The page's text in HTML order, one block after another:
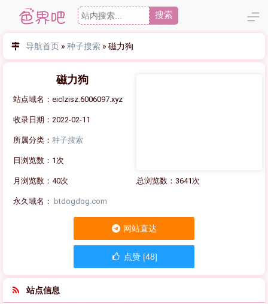
搜索
导航首页 » 种子搜索 » 磁力狗
磁力狗
站点域名：eiclzisz.6006097.xyz
收录日期：2022-02-11
所属分类： 种子搜索
日浏览数：1次
月浏览数：40次 总浏览数：3641次
永久域名： btdogdog.com
网站直达
点赞 [48]
站点信息